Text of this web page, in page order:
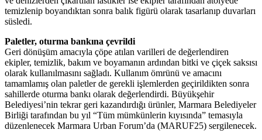
temizlenip boyandıktan sonra balık figürü olarak tasarlanıp duvarları
süsledi.
Paletler, oturma bankına çevrildi
Geri dönüşüm amacıyla çöpe atılan varilleri de değerlendiren
ekipler, temizlik, bakım ve boyamanın ardından bitki ve çiçek saksısı
olarak kullanılmasını sağladı. Kullanım ömrünü ve amacını
tamamlamış olan paletler de gerekli işlemlerden geçirildikten sonra
sahillerde oturma bankı olarak değerlendirdi. Büyükşehir
Belediyesi’nin tekrar geri kazandırdığı ürünler, Marmara Belediyeler
Birliği tarafından bu yıl “Tüm mümkünlerin kıyısında” temasıyla
düzenlenecek Marmara Urban Forum’da (MARUF25) sergilenecek.